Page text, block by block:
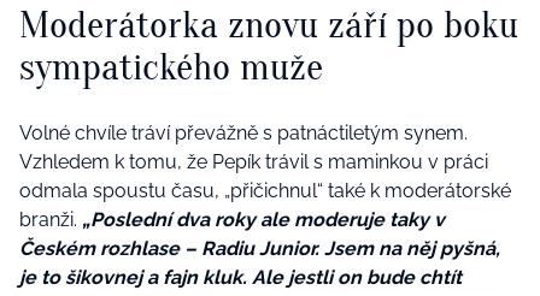
Moderátorka znovu září po boku
sympatického muže
Volné chvíle tráví převážně s patnáctiletým synem.
Vzhledem k tomu, že Pepík trávil s maminkou v práci
odmala spoustu času, „přičichnul“ také k moderátorské
branži. „Poslední dva roky ale moderuje taky v
Českém rozhlase – Radiu Junior. Jsem na něj pyšná,
je to šikovnej a fajn kluk. Ale jestli on bude chtít